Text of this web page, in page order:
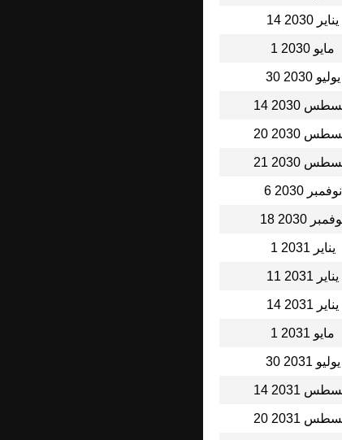
14 يناير 2030
1 مايو 2030
30 يوليو 2030
أغسطس 2030
أغسطس 2030
أغسطس 2030
6 نوفمبر 2030
نوفمبر 2030
1 يناير 2031
11 يناير 2031
14 يناير 2031
1 مايو 2031
30 يوليو 2031
أغسطس 2031
أغسطس 2031